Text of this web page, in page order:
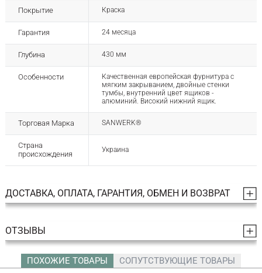
Покрытие Краска
Гарантия 24 месяца
Глубина 430 мм
Особенности
Качественная европейская фурнитура с
мягким закрыванием, двойные стенки
тумбы, внутренний цвет ящиков -
алюминий. Високий нижний ящик.
Торговая Марка SANWERK®
Страна
происхождения
Украина
ДОСТАВКА, ОПЛАТА, ГАРАНТИЯ, ОБМЕН И ВОЗВРАТ
ОТЗЫВЫ
ПОХОЖИЕ ТОВАРЫ СОПУТСТВУЮЩИЕ ТОВАРЫ